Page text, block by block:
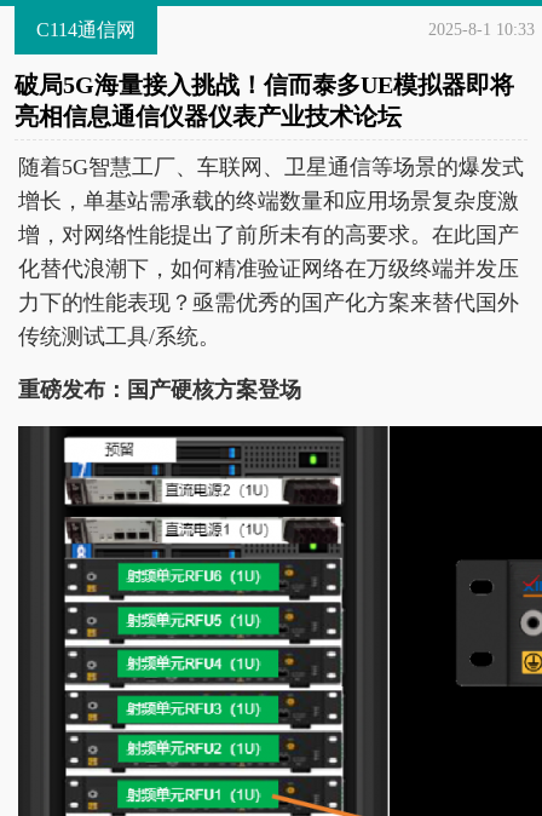
C114通信网 2025-8-1 10:33
破局5G海量接入挑战！信而泰多UE模拟器即将
亮相信息通信仪器仪表产业技术论坛
随着5G智慧工厂、车联网、卫星通信等场景的爆发式
增长，单基站需承载的终端数量和应用场景复杂度激
增，对网络性能提出了前所未有的高要求。在此国产
化替代浪潮下，如何精准验证网络在万级终端并发压
力下的性能表现？亟需优秀的国产化方案来替代国外
传统测试工具/系统。
重磅发布：国产硬核方案登场